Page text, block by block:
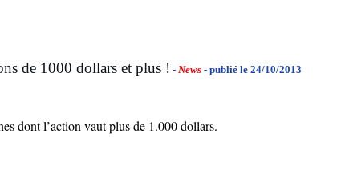
de 1000 dollars et plus ! - News - publié le 24/10/2013
dont l’action vaut plus de 1.000 dollars.